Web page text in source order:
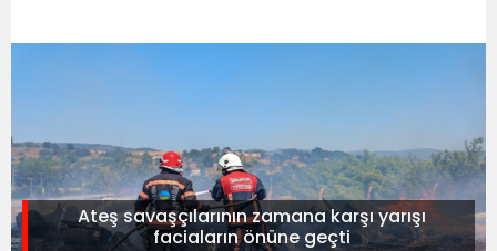
Ateş savaşçılarının zamana karşı yarışı
faciaların önüne geçti